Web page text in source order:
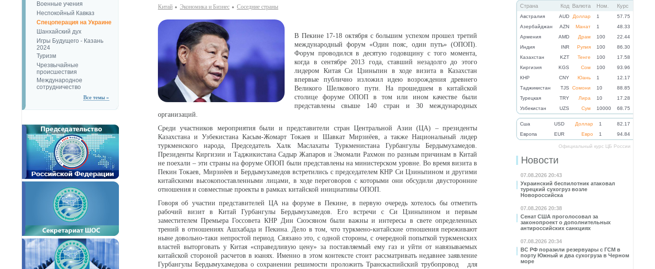
Страна Код Валюта Ном. Курс
Австралия AUD Доллар 1
57.75
Азербайджан
AZN Манат 1
48.33
Армения
AMD Драм 100
22.44
Индия
INR Рупия 100
86.30
Казахстан
KZT Тенге 100
17.58
Киргизия
KGS Сом 100
93.96
КНР
CNY Юань 1
12.17
Таджикистан
TJS Сомони 10
88.85
Турецкая
TRY Лира 10
17.28
Узбекистан
UZS Сум 10000 68.75
Cша USD Доллар 1
82.17
Eвропа
EUR Евро 1 94.84
Официальный курс ЦБ России
Новости
07.08.2026 20:43
Украинский беспилотник атаковал
турецкий сухогруз возле
Новороссийска
07.08.2026 20:38
Сенат США проголосовал за
законопроект о дополнительных
антироссийских санкциях
07.08.2026 20:34
ВС РФ поразили резервуары с ГСМ в
порту Южный и два сухогруза в Черном
море
Военные учения
Неспокойный Кавказ
Спецоперация на Украине
Шанхайский дух
Игры Будущего - Казань
2024
Туризм
Чрезвычайные
происшествия
Международное
сотрудничество
Все темы »
Китай Экономика и Бизнес Соседние страны
В Пекине 17-18 октября с большим успехом прошел третий
международный форум «Один пояс, один путь» (ОПОП).
Форум проводился в десятую годовщину с того момента,
когда в сентябре 2013 года, ставший незадолго до этого
лидером Китая Си Цзиньпин в ходе визита в Казахстан
впервые публично изложил идею возрождения древнего
Великого Шелкового пути. На прошедшем в китайской
столице форуме ОПОП в том или ином качестве были
представлены свыше 140 стран и 30 международных
организаций.
Среди участников мероприятия были и представители стран Центральной Азии (ЦА) – президенты
Казахстана и Узбекистана Касым-Жомарт Токаев и Шавкат Мирзиёев, а также Национальный лидер
туркменского народа, Председатель Халк Маслахаты Туркменистана Гурбангулы Бердымухамедов.
Президенты Киргизии и Таджикистана Садыр Жапаров и Эмомали Рахмон по разным причинам в Китай
не поехали – эти страны на форуме ОПОП были представлены на министерском уровне. Во время визита в
Пекин Токаев, Мирзиёев и Бердымухамедов встретились с председателем КНР Си Цзиньпином и другими
китайскими высокопоставленными лицами, в ходе переговоров с которыми они обсудили двусторонние
отношения и совместные проекты в рамках китайской инициативы ОПОП.
Говоря об участии представителей ЦА на форуме в Пекине, в первую очередь хотелось бы отметить
рабочий визит в Китай Гурбангулы Бердымухамедов. Его встречи с Си Цзиньпином и первым
заместителем Премьера Госсовета КНР Дин Сюэсяном были важны и интересы в свете определенных
трений в отношениях Ашхабада и Пекина. Дело в том, что туркмено-китайские отношения переживают
ныне довольно-таки непростой период. Связано это, с одной стороны, с очередной попыткой туркменских
властей выторговать у Китая «справедливую цену» за поставляемый ему газ и уйти от навязываемых
китайской стороной расчетов в юанях. Именно в этом контексте стоит рассматривать недавнее заявление
Гурбангулы Бердымухамедова о сохранении решимости проложить Транскаспийский трубопровод для